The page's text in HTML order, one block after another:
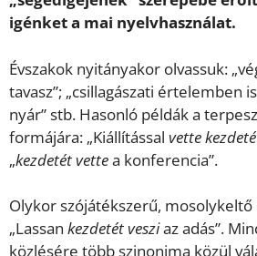
igénket a mai nyelvhasználat.
Évszakok nyitányakor olvassuk:
tavasz”; „csillagászati értelemben is
nyár” stb. Hasonló példák a
formájára: „Kiállítással vette
„kezdetét vettea konferencia”.
Olykor szójátékszerű, mosolykeltő
„Lassan kezdetét vesziaz adás”.
közlésére több szinonima közül